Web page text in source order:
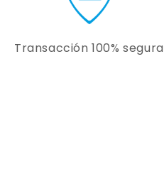
Transacción 100% segura